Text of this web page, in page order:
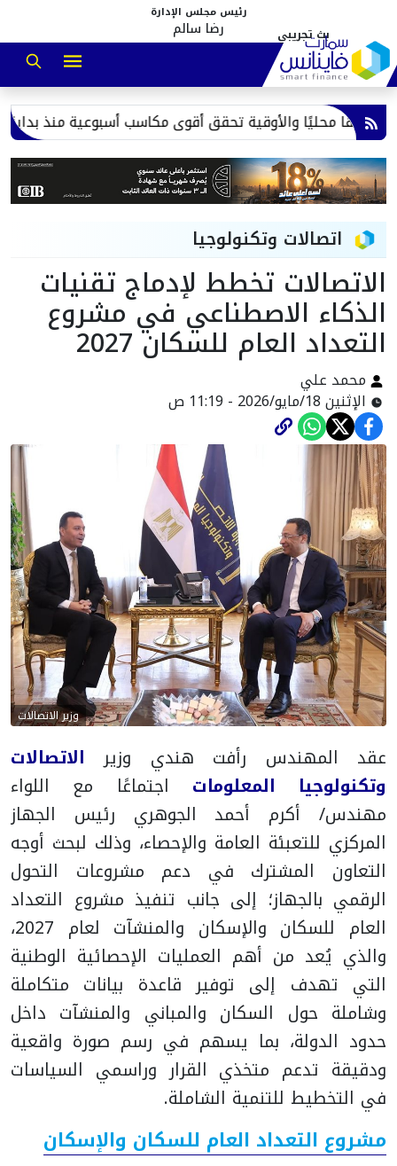
رئيس مجلس الإدارة
رضا سالم
اتصالات وتكنولوجيا
الاتصالات تخطط لإدماج تقنيات
الذكاء الاصطناعي في مشروع
التعداد العام للسكان 2027
محمد علي
الإثنين 18/مايو/2026 - 11:19 ص
وزير الاتصالات
عقد المهندس رأفت هندي وزير الاتصالات
وتكنولوجيا المعلومات اجتماعًا مع اللواء
مهندس/ أكرم أحمد الجوهري رئيس الجهاز
المركزي للتعبئة العامة والإحصاء، وذلك لبحث أوجه
التعاون المشترك في دعم مشروعات التحول
الرقمي بالجهاز؛ إلى جانب تنفيذ مشروع التعداد
العام للسكان والإسكان والمنشآت لعام 2027،
والذي يُعد من أهم العمليات الإحصائية الوطنية
التي تهدف إلى توفير قاعدة بيانات متكاملة
وشاملة حول السكان والمباني والمنشآت داخل
حدود الدولة، بما يسهم في رسم صورة واقعية
ودقيقة تدعم متخذي القرار وراسمي السياسات
في التخطيط للتنمية الشاملة.
مشروع التعداد العام للسكان والإسكان